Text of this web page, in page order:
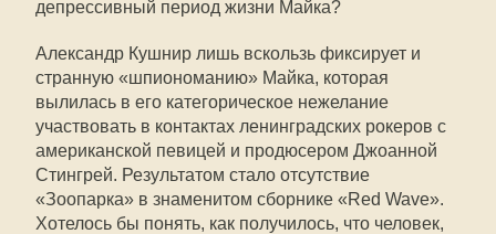
депрессивный период жизни Майка?
Александр Кушнир лишь вскользь фиксирует и
странную «шпиономанию» Майка, которая
вылилась в его категорическое нежелание
участвовать в контактах ленинградских рокеров с
американской певицей и продюсером Джоанной
Стингрей. Результатом стало отсутствие
«Зоопарка» в знаменитом сборнике «Red Wave».
Хотелось бы понять, как получилось, что человек,